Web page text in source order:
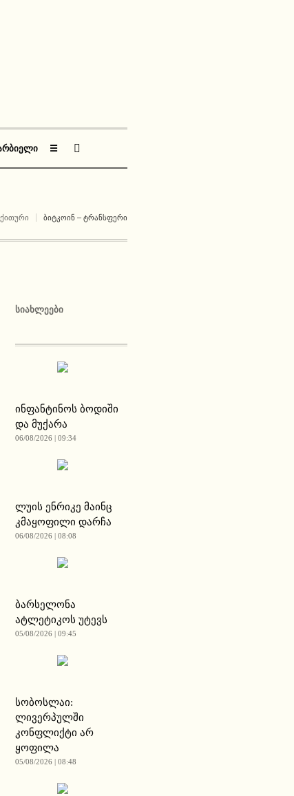
☰
ᲑᲘᲢᲙᲝᲘᲜ – ᲢᲠᲐᲜᲡᲤᲔᲠᲘ
ᲡᲘᲐᲮᲚᲔᲔᲑᲘ
ინფანტინოს ბოდიში
და მუქარა
06/08/2026 | 09:34
ლუის ენრიკე მაინც
კმაყოფილი დარჩა
06/08/2026 | 08:08
ბარსელონა
ატლეტიკოს უტევს
05/08/2026 | 09:45
სობოსლაი:
ლივერპულში
კონფლიქტი არ
ყოფილა
05/08/2026 | 08:48